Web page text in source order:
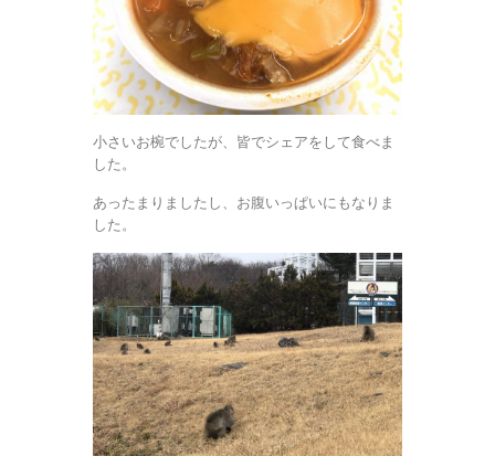
小さいお椀でしたが、皆でシェアをして食べま
した。
あったまりましたし、お腹いっぱいにもなりま
した。